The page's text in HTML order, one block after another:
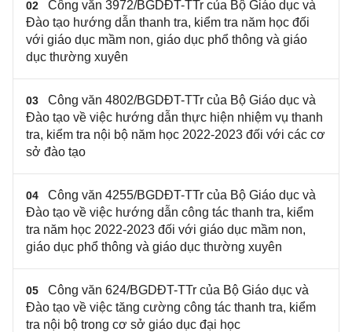
02
Công văn 3972/BGDĐT-TTr của Bộ Giáo dục và
Đào tạo hướng dẫn thanh tra, kiểm tra năm học đối
với giáo dục mầm non, giáo dục phổ thông và giáo
dục thường xuyên
03
Công văn 4802/BGDĐT-TTr của Bộ Giáo dục và
Đào tạo về việc hướng dẫn thực hiện nhiệm vụ thanh
tra, kiểm tra nội bộ năm học 2022-2023 đối với các cơ
sở đào tạo
04
Công văn 4255/BGDĐT-TTr của Bộ Giáo dục và
Đào tạo về việc hướng dẫn công tác thanh tra, kiểm
tra năm học 2022-2023 đối với giáo dục mầm non,
giáo dục phổ thông và giáo dục thường xuyên
05
Công văn 624/BGDĐT-TTr của Bộ Giáo dục và
Đào tạo về việc tăng cường công tác thanh tra, kiểm
tra nội bộ trong cơ sở giáo dục đại học